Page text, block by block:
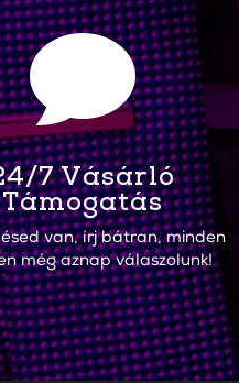

7 Vásárló
Támogatás
van, írj bátran, minden
még aznap válaszolunk!